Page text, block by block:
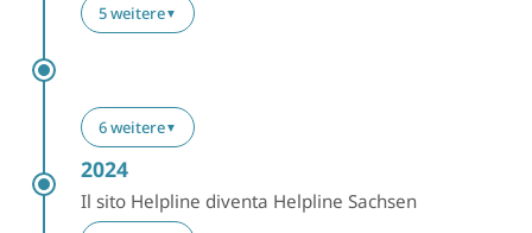
5 weitere▼
6 weitere▼
2024
Il sito Helpline diventa Helpline Sachsen